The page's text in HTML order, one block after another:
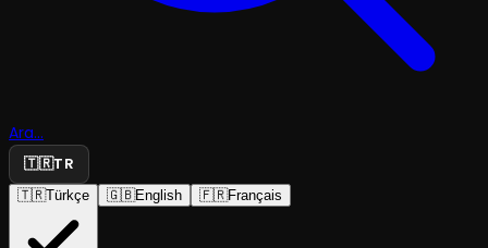
Ara...
🇹🇷TR
🇹🇷Türkçe 🇬🇧English 🇫🇷Français